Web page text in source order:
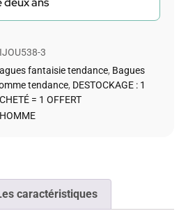
3
fantaisie tendance, Bagues
tendance, DESTOCKAGE : 1
= 1 OFFERT
caractéristiques